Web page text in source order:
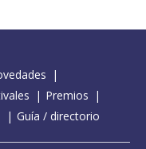
Premios
Guía / directorio